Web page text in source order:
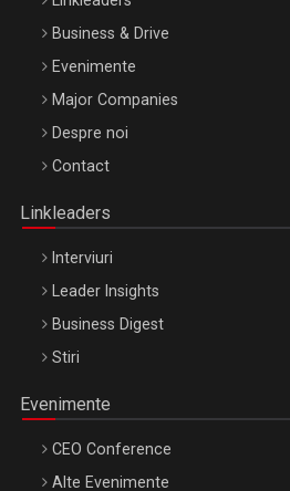
Be Inspired. Make it Happen!,
Octombrie
Business & Drive
Evenimente
Major Companies
Despre noi
Contact
Linkleaders
Interviuri
Leader Insights
Business Digest
Stiri
Evenimente
CEO Conference
Alte Evenimente